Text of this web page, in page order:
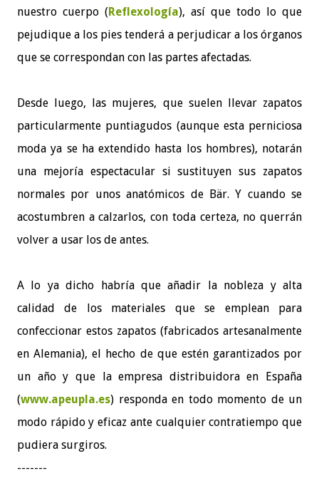
nuestro cuerpo (Reflexología), así que todo lo que
pejudique a los pies tenderá a perjudicar a los órganos
que se correspondan con las partes afectadas.
Desde luego, las mujeres, que suelen llevar zapatos
particularmente puntiagudos (aunque esta perniciosa
moda ya se ha extendido hasta los hombres), notarán
una mejoría espectacular si sustituyen sus zapatos
normales por unos anatómicos de Bär. Y cuando se
acostumbren a calzarlos, con toda certeza, no querrán
volver a usar los de antes.
A lo ya dicho habría que añadir la nobleza y alta
calidad de los materiales que se emplean para
confeccionar estos zapatos (fabricados artesanalmente
en Alemania), el hecho de que estén garantizados por
un año y que la empresa distribuidora en España
(www.apeupla.es) responda en todo momento de un
modo rápido y eficaz ante cualquier contratiempo que
pudiera surgiros.
-------